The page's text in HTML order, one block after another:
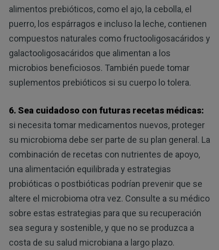
alimentos prebióticos, como el ajo, la cebolla, el
puerro, los espárragos e incluso la leche, contienen
compuestos naturales como fructooligosacáridos y
galactooligosacáridos que alimentan a los
microbios beneficiosos. También puede tomar
suplementos prebióticos si su cuerpo lo tolera.
6. Sea cuidadoso con futuras recetas médicas:
si necesita tomar medicamentos nuevos, proteger
su microbioma debe ser parte de su plan general. La
combinación de recetas con nutrientes de apoyo,
una alimentación equilibrada y estrategias
probióticas o postbióticas podrían prevenir que se
altere el microbioma otra vez. Consulte a su médico
sobre estas estrategias para que su recuperación
sea segura y sostenible, y que no se produzca a
costa de su salud microbiana a largo plazo.